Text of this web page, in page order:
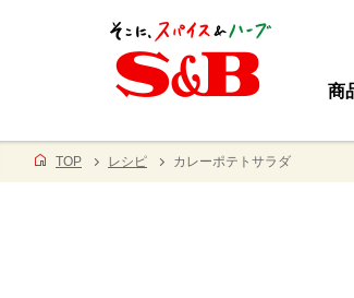
商
TOP レシピ カレーポテトサラダ